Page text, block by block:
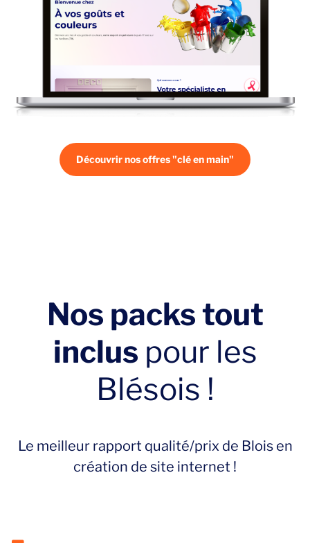
Découvrir nos offres "clé en main"
Nos packs tout
inclus pour les
Blésois !
Le meilleur rapport qualité/prix de Blois en
création de site internet !